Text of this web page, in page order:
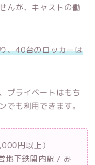
んが、キャストの働
、40台のロッカーは
プライベートはもち
でも利用できます。
円以上）
地下鉄関内駅 / み